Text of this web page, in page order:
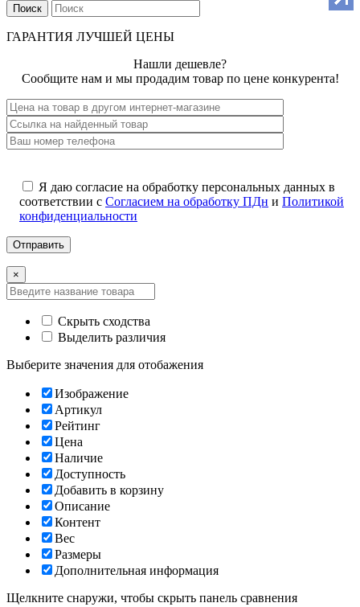
Поиск
ГАРАНТИЯ ЛУЧШЕЙ ЦЕНЫ
Нашли дешевле?
Сообщите нам и мы продадим товар по цене конкурента!
Я даю согласие на обработку персональных данных в
соответствии с Согласием на обработку ПДн и Политикой
конфиденциальности
×
Скрыть сходства
Выделить различия
Выберите значения для отобажения
Изображение
Артикул
Рейтинг
Цена
Наличие
Доступность
Добавить в корзину
Описание
Контент
Вес
Размеры
Дополнительная информация
Щелкните снаружи, чтобы скрыть панель сравнения